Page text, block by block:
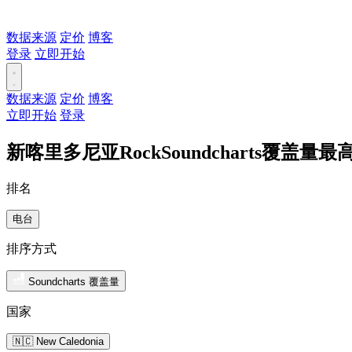
数据来源 定价 博客
登录 立即开始
数据来源 定价 博客
立即开始 登录
新喀里多尼亚RockSoundcharts覆盖量最
排名
电台
排序方式
Soundcharts 覆盖量
国家
🇳🇨 New Caledonia